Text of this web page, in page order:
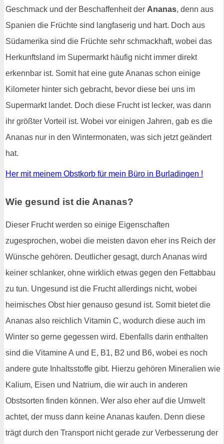
Geschmack und der Beschaffenheit der Ananas, denn aus
Spanien die Früchte sind langfaserig und hart. Doch aus
Südamerika sind die Früchte sehr schmackhaft, wobei das
Herkunftsland im Supermarkt häufig nicht immer direkt
erkennbar ist. Somit hat eine gute Ananas schon einige
Kilometer hinter sich gebracht, bevor diese bei uns im
Supermarkt landet. Doch diese Frucht ist lecker, was dann
ihr größter Vorteil ist. Wobei vor einigen Jahren, gab es die
Ananas nur in den Wintermonaten, was sich jetzt geändert
hat.
Her mit meinem Obstkorb für mein Büro in Burladingen !
Wie gesund ist die Ananas?
Dieser Frucht werden so einige Eigenschaften
zugesprochen, wobei die meisten davon eher ins Reich der
Wünsche gehören. Deutlicher gesagt, durch Ananas wird
keiner schlanker, ohne wirklich etwas gegen den Fettabbau
zu tun. Ungesund ist die Frucht allerdings nicht, wobei
heimisches Obst hier genauso gesund ist. Somit bietet die
Ananas also reichlich Vitamin C, wodurch diese auch im
Winter so gerne gegessen wird. Ebenfalls darin enthalten
sind die Vitamine A und E, B1, B2 und B6, wobei es noch
andere gute Inhaltsstoffe gibt. Hierzu gehören Mineralien wie
Kalium, Eisen und Natrium, die wir auch in anderen
Obstsorten finden können. Wer also eher auf die Umwelt
achtet, der muss dann keine Ananas kaufen. Denn diese
trägt durch den Transport nicht gerade zur Verbesserung der